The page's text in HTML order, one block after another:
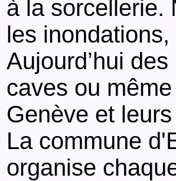
à la sorcellerie.
les
Aujourd’hui
caves ou
Genève et
La commune
organise